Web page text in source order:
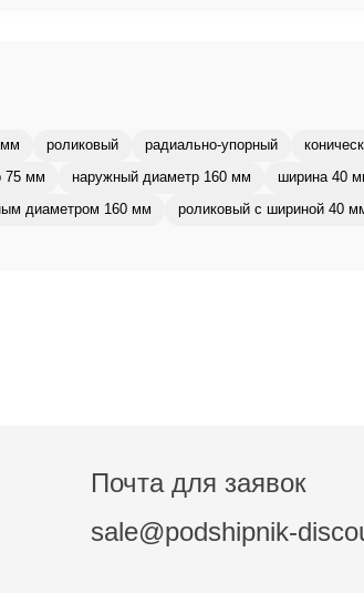
роликовый радиально-упорный
75 мм наружный диаметр 160 мм ширина 40
диаметром 160 мм роликовый с шириной 40
Почта для заявок
sale@podshipnik-